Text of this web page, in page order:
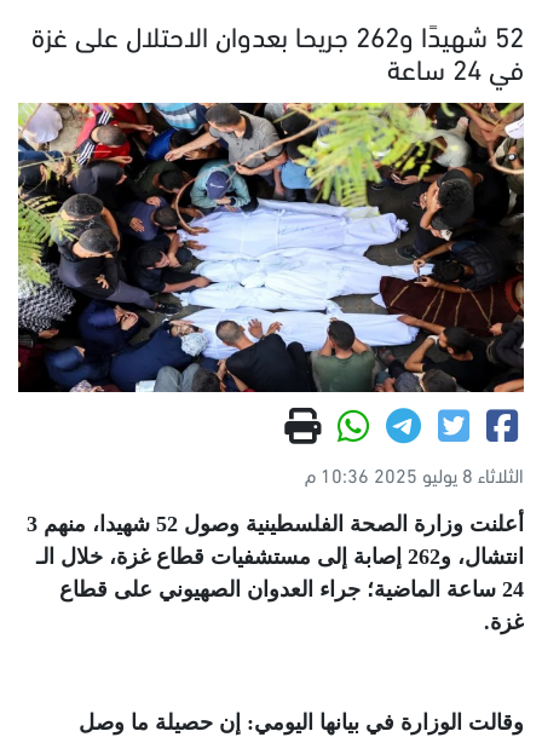
52 شهيدًا و262 جريحا بعدوان الاحتلال على غزة
في 24 ساعة
الثلاثاء 8 يوليو 2025 10:36 م
أعلنت وزارة الصحة الفلسطينية وصول 52 شهيدا، منهم 3
انتشال، و262 إصابة إلى مستشفيات قطاع غزة، خلال الـ
24 ساعة الماضية؛ جراء العدوان الصهيوني على قطاع
غزة.
وقالت الوزارة في بيانها اليومي: إن حصيلة ما وصل